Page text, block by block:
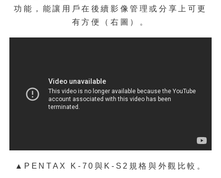
功能，能讓用戶在後續影像管理或分享上可更
有方便（右圖）。
▲PENTAX K-70與K-S2規格與外觀比較。